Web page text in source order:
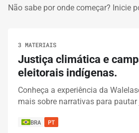
Não sabe por onde começar? Inicie
3 MATERIAIS
Justiça climática e
eleitorais indígenas.
Conheça a experiência da
mais sobre narrativas para
BRA PT